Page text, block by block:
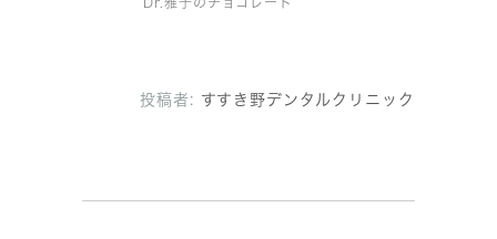
投稿者: すすき野デンタルクリニック